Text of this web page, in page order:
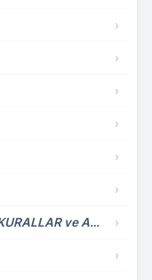
›
›
›
›
›
›
TOPLUMSAL HAYATI DÜZENLEYEN KURALLAR ve ANAYASA HUKUKU ›
›